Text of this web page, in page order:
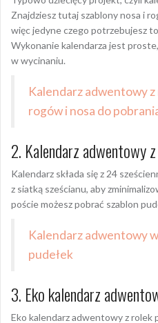
Znajdziesz tutaj szablony nosa i
więc jedyne czego potrzebujesz
Wykonanie kalendarza jest
w wycinaniu.
Kalendarz adwentowy
rogów i nosa do
2. Kalendarz adwentowy
Kalendarz składa się z 24
z siatką sześcianu, aby
poście możesz pobrać szablon
Kalendarz adwentowy
pudełek
3. Eko kalendarz
Eko kalendarz adwentowy z